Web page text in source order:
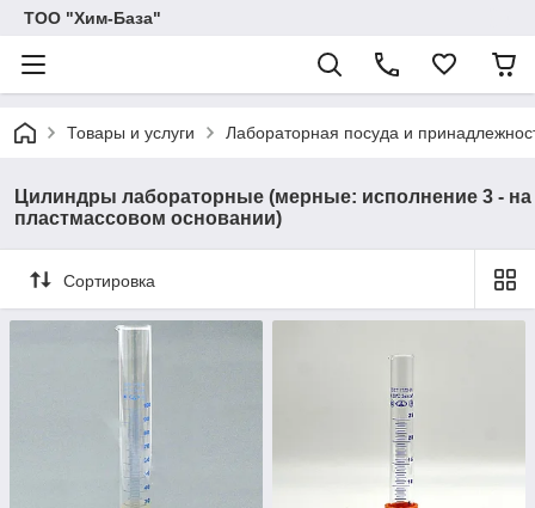
ТОО "Хим-База"
Товары и услуги Лабораторная посуда и
Цилиндры лабораторные (мерные: исполнение 3 - на
пластмассовом основании)
Сортировка